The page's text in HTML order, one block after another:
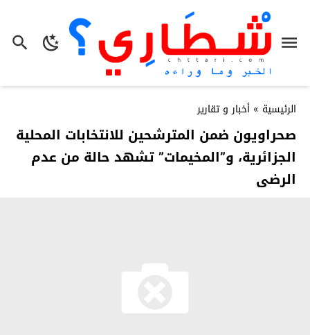
الرئيسية » أخبار و تقارير
صحراويون ضمن المترشحين للانتخابات المحلية
الجزائرية، و”المخيمات” تشهد حالة من عدم
الرضى